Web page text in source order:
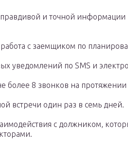
и точной информации
с заемщиком по
уведомлений по SMS и
более 8 звонков на протяжении
встречи один раз в семь дней.
с должником,